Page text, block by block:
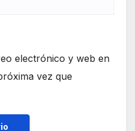
electrónico y web en
vez que